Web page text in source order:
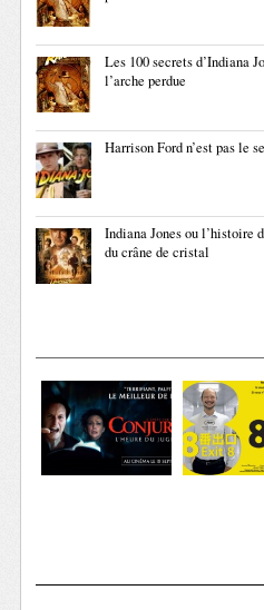
Les 100 secrets d’Indiana
l’arche perdue
Harrison Ford n’est pas le
Indiana Jones ou l’histoire
du crâne de cristal